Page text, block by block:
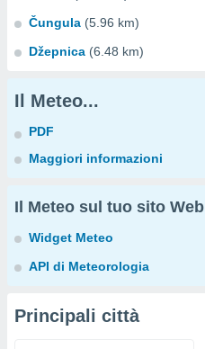
Čungula (5.96 km)
Džepnica (6.48 km)
Il Meteo...
PDF
Maggiori informazioni
Il Meteo sul tuo sito Web
Widget Meteo
API di Meteorologia
Principali città